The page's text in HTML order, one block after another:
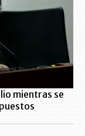
mientras se